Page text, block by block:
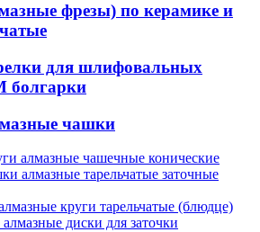
фрезы) по керамике и
для шлифовальных
чашки
алмазные чашечные конические
алмазные тарельчатые заточные
круги тарельчатые (блюдце)
диски для заточки